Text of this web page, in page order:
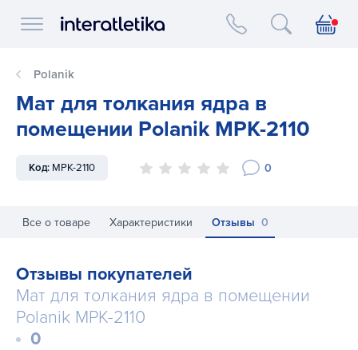
Interatletika logo
Polanik
Мат для толкания ядра в
помещении Polanik MPK-2110
Код: MPK-2110 0
Все о товаре Характеристики Отзывы 0
Отзывы покупателей
Мат для толкания ядра в помещении
Polanik MPK-2110
0